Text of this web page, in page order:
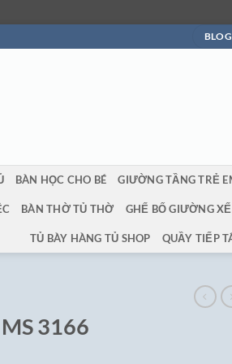
BLOG
BÀN HỌC CHO BÉ GIƯỜNG TẦNG TRẺ
BÀN THỜ TỦ THỜ GHẾ BỐ GIƯỜNG
TỦ BÀY HÀNG TỦ SHOP QUẦY TIẾP
3166